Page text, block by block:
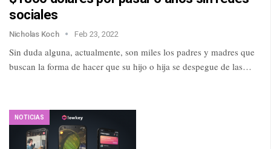
sociales
Nicholas Koch Feb 23, 2022
Sin duda alguna, actualmente, son miles los padres y madres que
buscan la forma de hacer que su hijo o hija se despegue de las…
NOTICIAS